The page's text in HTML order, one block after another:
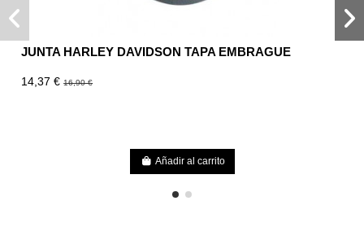
JUNTA HARLEY DAVIDSON TAPA EMBRAGUE
14,37 €16,90 €
Añadir al carrito